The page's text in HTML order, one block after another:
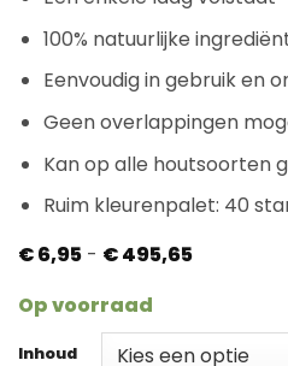
100% natuurlijke
Eenvoudig in gebruik en
Geen overlappingen
Kan op alle houtsoorten
Ruim kleurenpalet: 40
€6,95 - €495,65Prijsklasse:
Op voorraad
Inhoud